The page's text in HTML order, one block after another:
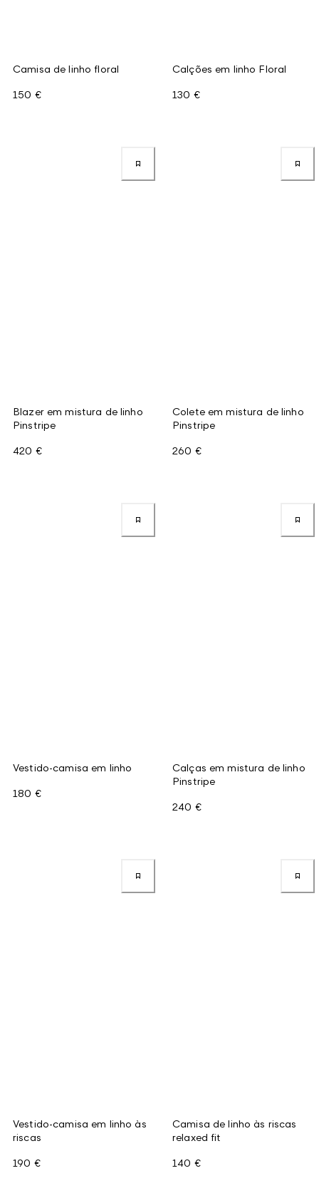
Camisa de linho floral
150 €
Calções em linho Floral
130 €
Blazer em mistura de linho
Pinstripe
420 €
Colete em mistura de linho
Pinstripe
260 €
Vestido-camisa em linho
180 €
Calças em mistura de linho
Pinstripe
240 €
Vestido-camisa em linho às
riscas
190 €
Camisa de linho às riscas
relaxed fit
140 €